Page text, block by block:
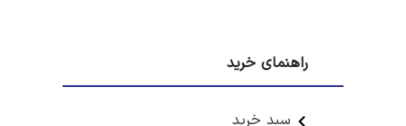
راهنمای خرید
سبد خرید